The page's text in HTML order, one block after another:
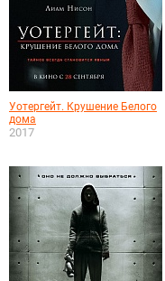
Уотергейт. Крушение Белого
дома
2017